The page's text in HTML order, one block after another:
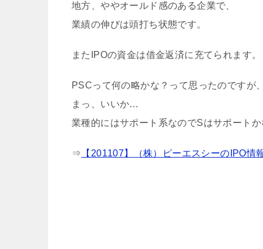
地方、ややオールド感のある企業で、
業績の伸びは頭打ち状態です。
またIPOの資金は借金返済に充てられます。
PSCって何の略かな？って思ったのです
まっ、いいか…
業種的にはサポート系なのでSはサポート
⇒ 【201107】（株）ピーエスシーのIPO情